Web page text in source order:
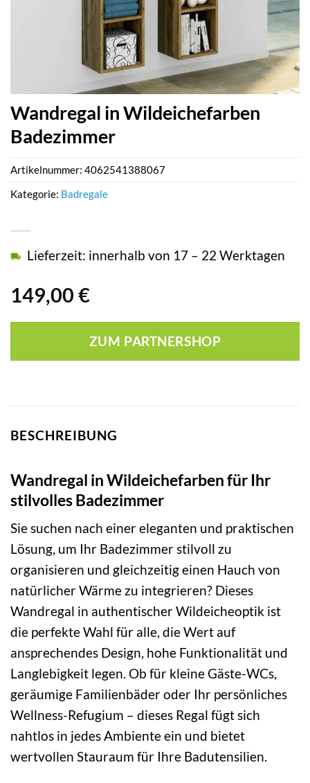
Wandregal in Wildeichefarben
Badezimmer
149,00 €
Lieferzeit: innerhalb von 17 – 22 Werktagen
ZUM PARTNERSHOP
Artikelnummer: 4062541388067
Kategorie: Badregale
BESCHREIBUNG
Wandregal in Wildeichefarben für Ihr
stilvolles Badezimmer
Sie suchen nach einer eleganten und praktischen
Lösung, um Ihr Badezimmer stilvoll zu
organisieren und gleichzeitig einen Hauch von
natürlicher Wärme zu integrieren? Dieses
Wandregal in authentischer Wildeicheoptik ist
die perfekte Wahl für alle, die Wert auf
ansprechendes Design, hohe Funktionalität und
Langlebigkeit legen. Ob für kleine Gäste-WCs,
geräumige Familienbäder oder Ihr persönliches
Wellness-Refugium – dieses Regal fügt sich
nahtlos in jedes Ambiente ein und bietet
wertvollen Stauraum für Ihre Badutensilien.